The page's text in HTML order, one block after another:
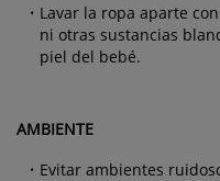
Lavar la ropa aparte
ni otras sustancias
piel del bebé.
AMBIENTE
Evitar ambientes